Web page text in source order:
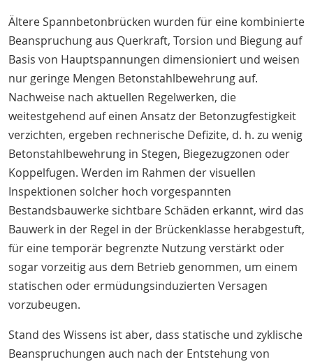
Ältere Spannbetonbrücken wurden für eine kombinierte
Beanspruchung aus Querkraft, Torsion und Biegung auf
Basis von Hauptspannungen dimensioniert und weisen
nur geringe Mengen Betonstahlbewehrung auf.
Nachweise nach aktuellen Regelwerken, die
weitestgehend auf einen Ansatz der Betonzugfestigkeit
verzichten, ergeben rechnerische Defizite, d. h. zu wenig
Betonstahlbewehrung in Stegen, Biegezugzonen oder
Koppelfugen. Werden im Rahmen der visuellen
Inspektionen solcher hoch vorgespannten
Bestandsbauwerke sichtbare Schäden erkannt, wird das
Bauwerk in der Regel in der Brückenklasse herabgestuft,
für eine temporär begrenzte Nutzung verstärkt oder
sogar vorzeitig aus dem Betrieb genommen, um einem
statischen oder ermüdungsinduzierten Versagen
vorzubeugen.
Stand des Wissens ist aber, dass statische und zyklische
Beanspruchungen auch nach der Entstehung von